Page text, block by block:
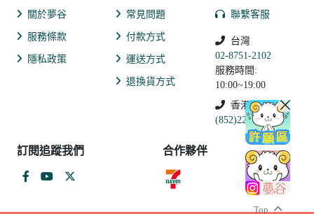
Top
關於夢谷
服務條款
隱私政策
常見問題
付款方式
運送方式
退換貨方式
聯繫客服
台灣
02-8751-2102
服務時間:
10:00~19:00
香港
(852)2250-9311
訂閱追蹤我們 合作夥伴